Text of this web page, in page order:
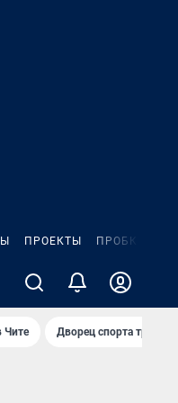
ПРОЕКТЫ ПРОБКИ
Чите Дворец спорта